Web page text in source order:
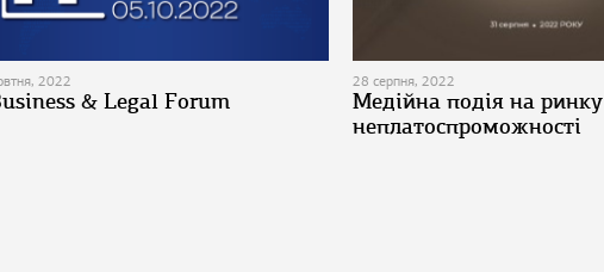
2022
& Legal Forum
28 серпня, 2022
Медійна подія на ринку
неплатоспроможності